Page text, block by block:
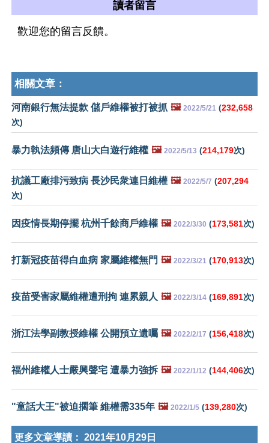
讀者留言
歡迎您的留言反饋。
相關文章：
河南銀行無法提款 儲戶維權被打被抓 🖼️ 2022/5/21 (232,658
次)
暴力執法頻傳 唐山大白遊行維權 🖼️ 2022/5/13 (214,179次)
抗議工廠排污致病 長沙民衆連日維權 🖼️ 2022/5/7 (207,294
次)
因疫情長期停擺 杭州千餘商戶維權 🖼️ 2022/3/30 (173,581次)
打新冠疫苗得白血病 家屬維權無門 🖼️ 2022/3/21 (170,913次)
疫苗受害家屬維權遭刑拘 連累親人 🖼️ 2022/3/14 (169,891次)
浙江法學副教授維權 公開預立遺囑 🖼️ 2022/2/17 (156,418次)
福州維權人士嚴興聲宅 遭暴力強拆 🖼️ 2022/1/12 (144,406次)
"童話大王"被迫擱筆 維權需335年 🖼️ 2022/1/5 (139,280次)
更多文章導讀： 2021年10月29日